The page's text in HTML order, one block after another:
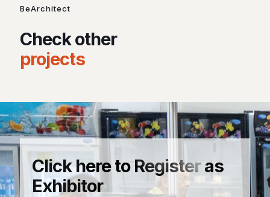
BeArchitect
Check other
projects
Click here to Register as
Exhibitor